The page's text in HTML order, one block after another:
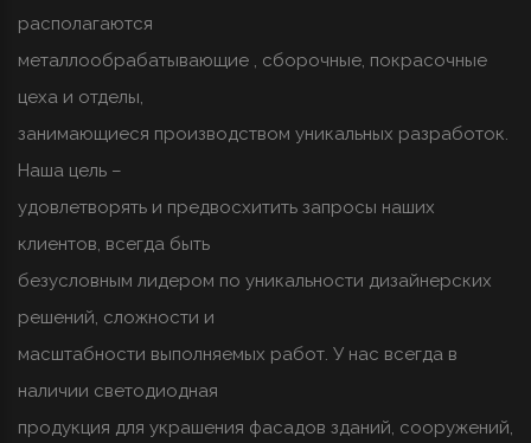
располагаются
металлообрабатывающие , сборочные, покрасочные
цеха и отделы,
занимающиеся производством уникальных разработок.
Наша цель –
удовлетворять и предвосхитить запросы наших
клиентов, всегда быть
безусловным лидером по уникальности дизайнерских
решений, сложности и
масштабности выполняемых работ. У нас всегда в
наличии светодиодная
продукция для украшения фасадов зданий, сооружений,